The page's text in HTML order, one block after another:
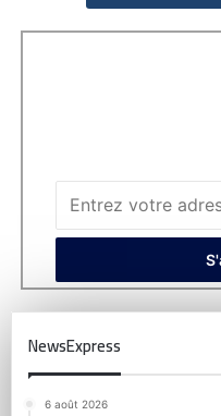
NewsExpress
6 août 2026